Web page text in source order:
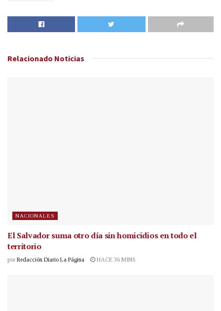
Relacionado Noticias
NACIONALES
El Salvador suma otro día sin homicidios en todo el
territorio
por Redacción Diario La Página HACE 36 MINS